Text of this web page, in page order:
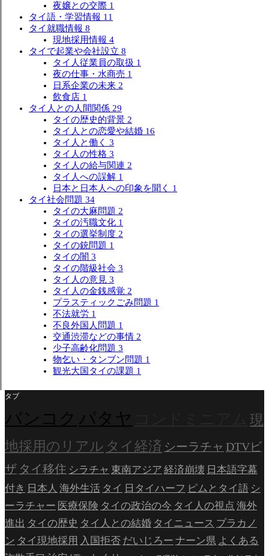
夜嬢との交際 1
タイ語・学習情報 11
タイ就職情報 8
現地採用情報 4
タイで起業や会社設立 8
タイ人従業員の取扱 1
夜の仕事・水商売 1
日系企業の未来 2
飲食店 1
タイ人との人間関係 29
タイの歴史的背景 2
タイ人との恋愛や結婚 16
タイ人と働く 3
タイ人の性格 3
タイ人の給与関連 2
タイ人への誤解 1
日本と日本人への印象を聞く 1
タイ社会問題 34
タイの大麻問題 2
タイの汚職文化 1
タイの選挙制度 2
タイの銃問題 1
タイの闇 3
タイの階級社会 3
タイ人の意見 3
タイ人の金銭感覚 2
プラスティックごみ問題 1
不法就労 1
不良外国人問題 1
交通渋滞などの事情 2
少子高齢化問題 3
物乞い・タンブン問題 1
観光大国タイの課題 1
タブ
バンコク パタヤ
現
地採用のリアル タイ経済 シーラチャ DTVビ
ザ タイ移住 シラチャ 東南アジア 経済崩壊 日本語字幕
付き 日本人 海外生活 タイ 日タイハーフ ピムとタイ語 シ
ーラチャー 医療保険 タイの政治の今 タイ人の視点 海外
進出 タイの歴史 タイ人との結婚 タイニュース プラカノ
ン タイ現地採用 入国拒否 だいじろー ナーン県 よくある